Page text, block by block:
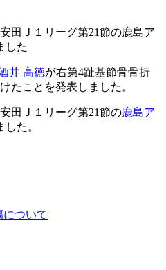
田Ｊ１リーグ第21節の鹿島ア
した
井 高徳が右第4趾基節骨骨折
たことを発表しました。
田Ｊ１リーグ第21節の鹿島ア
た。
ついて